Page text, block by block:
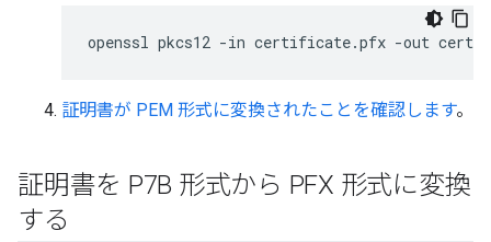
openssl pkcs12 -in certificate.pfx -out
証明書が PEM 形式に変換されたことを確認します。
証明書を P7B 形式から PFX 形式に変換
する